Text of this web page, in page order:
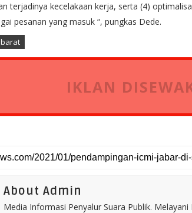
terjadinya kecelakaan kerja, serta (4)
pesanan yang masuk “, pungkas Dede.
IKLAN
About Admin
Media Informasi Penyalur Suara Publik.